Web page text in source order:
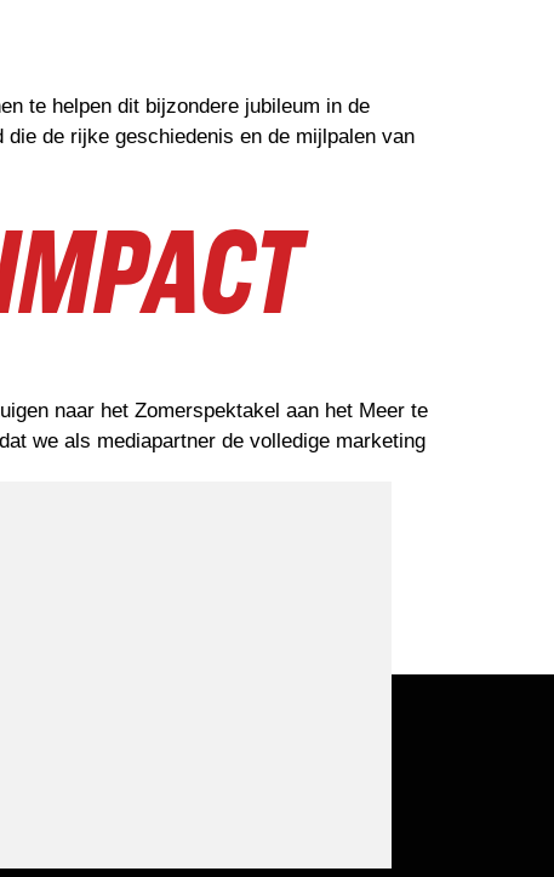
te helpen dit bijzondere jubileum in de
de rijke geschiedenis en de mijlpalen van
naar het Zomerspektakel aan het Meer te
we als mediapartner de volledige marketing